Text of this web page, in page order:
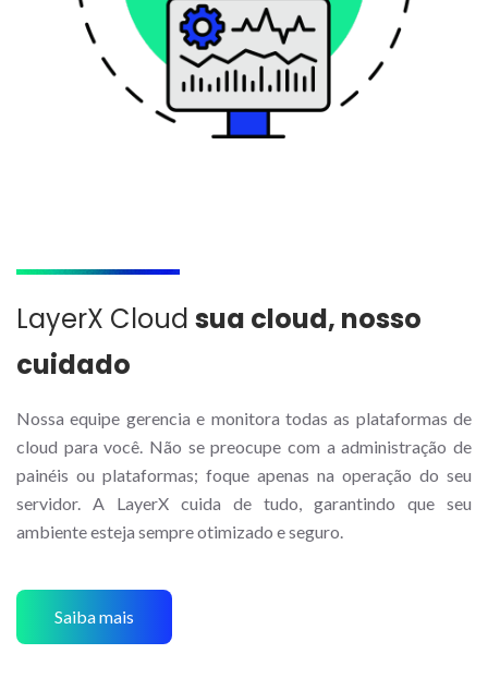
LayerX Cloud sua cloud, nosso
cuidado
Nossa equipe gerencia e monitora todas as plataformas de
cloud para você. Não se preocupe com a administração de
painéis ou plataformas; foque apenas na operação do seu
servidor. A LayerX cuida de tudo, garantindo que seu
ambiente esteja sempre otimizado e seguro.
Saiba mais